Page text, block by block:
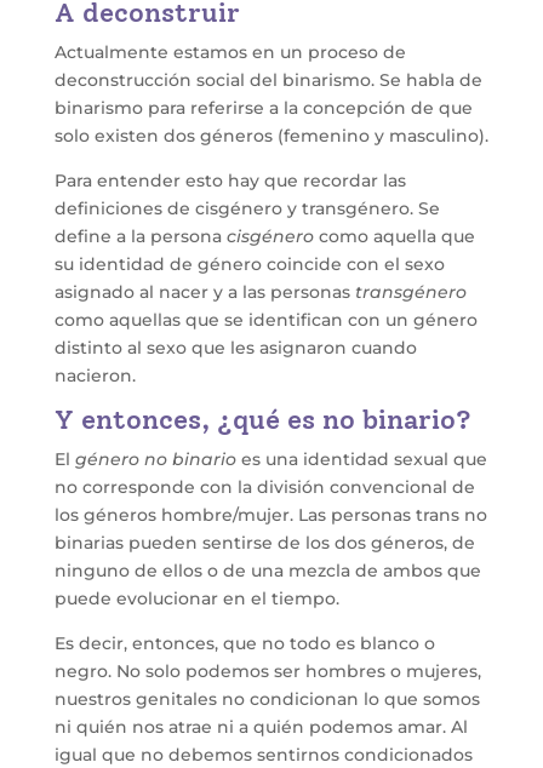
A deconstruir
Actualmente estamos en un proceso de
deconstrucción social del binarismo. Se habla de
binarismo para referirse a la concepción de que
solo existen dos géneros (femenino y masculino).
Para entender esto hay que recordar las
definiciones de cisgénero y transgénero. Se
define a la persona cisgénerocomo aquella que
su identidad de género coincide con el sexo
asignado al nacer y a las personas transgénero
como aquellas que se identifican con un género
distinto al sexo que les asignaron cuando
nacieron.
Y entonces, ¿qué es no binario?
El género no binarioes una identidad sexual que
no corresponde con la división convencional de
los géneros hombre/mujer. Las personas trans no
binarias pueden sentirse de los dos géneros, de
ninguno de ellos o de una mezcla de ambos que
puede evolucionar en el tiempo.
Es decir, entonces, que no todo es blanco o
negro. No solo podemos ser hombres o mujeres,
nuestros genitales no condicionan lo que somos
ni quién nos atrae ni a quién podemos amar. Al
igual que no debemos sentirnos condicionados